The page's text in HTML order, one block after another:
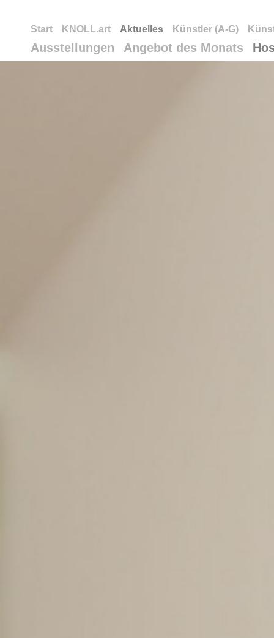
Start KNOLL.art Aktuelles Künstler (A-G)
Ausstellungen Angebot des Monats